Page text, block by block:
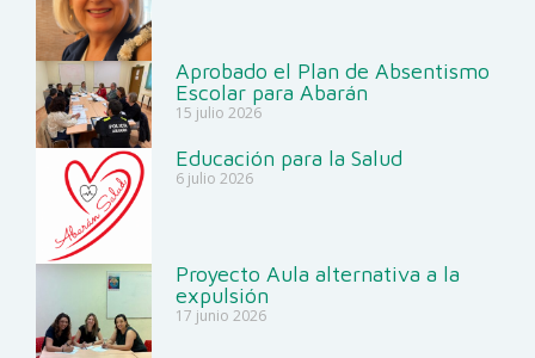
Aprobado el Plan de Absentismo
Escolar para Abarán
15 julio 2026
Educación para la Salud
6 julio 2026
Proyecto Aula alternativa a la
expulsión
17 junio 2026